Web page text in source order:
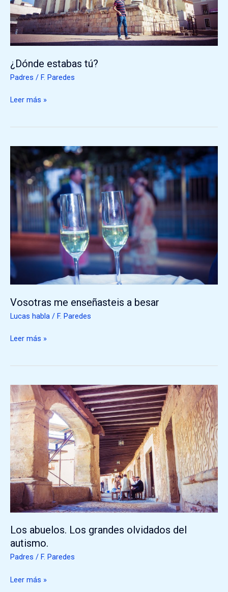
¿Dónde estabas tú?
Padres / F. Paredes
Leer más »
Vosotras me enseñasteis a besar
Lucas habla / F. Paredes
Vosotras
enseñasteis
a
Leer más »
Los abuelos. Los grandes olvidados del
autismo.
Padres / F. Paredes
Los
abuelos.
Los
grandes
olvidados
del
autismo.
Leer más »